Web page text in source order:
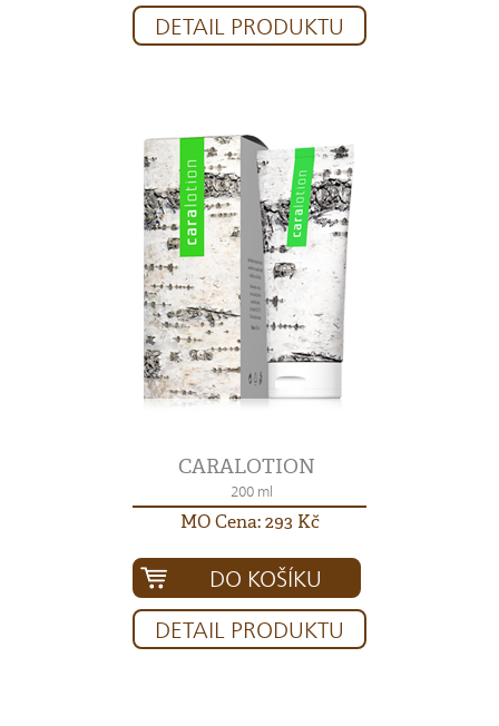
DETAIL PRODUKTU
CARALOTION
200 ml
MO Cena: 293 Kč
DO KOŠÍKU
DETAIL PRODUKTU